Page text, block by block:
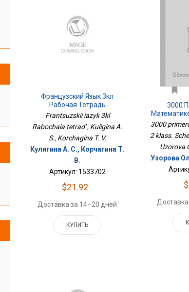
Французский Язык 3кл
Рабочая Тетрадь
Frantsuzskii iazyk 3kl
Rabochaia tetrad' , Kuligina A.
S., Korchagina T. V.
Кулигина А. С., Корчагина Т.
В.
Артикул: 1533702
$21.92
Доставка за 14–20 дней
КУПИТЬ
3000
3000
2 klass.
Uzorova
Узорова